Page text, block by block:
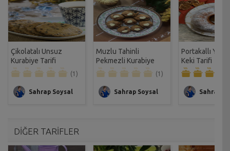
Çikolatalı Unsuz
Kurabiye Tarifi
(1)
Sahrap Soysal
Muzlu Tahinli
Pekmezli Kurabiye
Tarifi
(1)
Sahrap Soysal
Portakallı
Keki Tarifi
Sahrap
DİĞER TARİFLER